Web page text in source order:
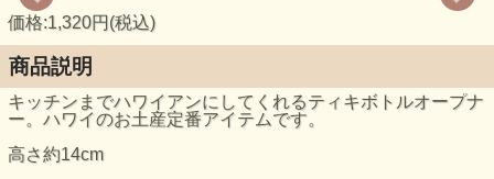
価格:1,320円(税込)
商品説明
キッチンまでハワイアンにしてくれるティキボトルオープナ
ー。ハワイのお土産定番アイテムです。
高さ約14cm